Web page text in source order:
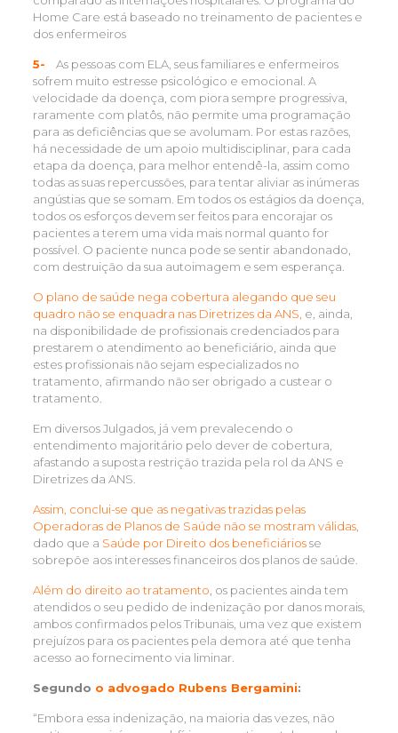
Home Care está baseado no treinamento de pacientes e
dos enfermeiros
5- As pessoas com ELA, seus familiares e enfermeiros
sofrem muito estresse psicológico e emocional. A
velocidade da doença, com piora sempre progressiva,
raramente com platôs, não permite uma programação
para as deficiências que se avolumam. Por estas razões,
há necessidade de um apoio multidisciplinar, para cada
etapa da doença, para melhor entendê-la, assim como
todas as suas repercussões, para tentar aliviar as inúmeras
angústias que se somam. Em todos os estágios da doença,
todos os esforços devem ser feitos para encorajar os
pacientes a terem uma vida mais normal quanto for
possível. O paciente nunca pode se sentir abandonado,
com destruição da sua autoimagem e sem esperança.
O plano de saúde nega cobertura alegando que seu
quadro não se enquadra nas Diretrizes da ANS, e, ainda,
na disponibilidade de profissionais credenciados para
prestarem o atendimento ao beneficiário, ainda que
estes profissionais não sejam especializados no
tratamento, afirmando não ser obrigado a custear o
tratamento.
Em diversos Julgados, já vem prevalecendo o
entendimento majoritário pelo dever de cobertura,
afastando a suposta restrição trazida pela rol da ANS e
Diretrizes da ANS.
Assim, conclui-se que as negativas trazidas pelas
Operadoras de Planos de Saúde não se mostram válidas,
dado que a Saúde por Direito dos beneficiáriosse
sobrepõe aos interesses financeiros dos planos de saúde.
Além do direito ao tratamento , os pacientes ainda tem
atendidos o seu pedido de indenização por danos morais,
ambos confirmados pelos Tribunais, uma vez que existem
prejuízos para os pacientes pela demora até que tenha
acesso ao fornecimento via liminar.
Segundo o advogado Rubens Bergamini:
“Embora essa indenização, na maioria das vezes, não